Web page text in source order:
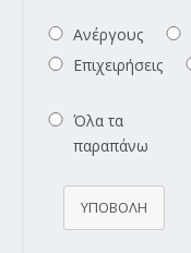
Ανέργους
Επιχειρήσεις
Όλα τα
παραπάνω
ΥΠΟΒΟΛΗ